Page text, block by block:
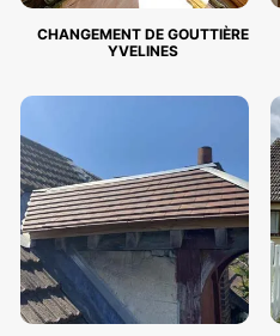
CHANGEMENT DE GOUTTIÈRE
YVELINES